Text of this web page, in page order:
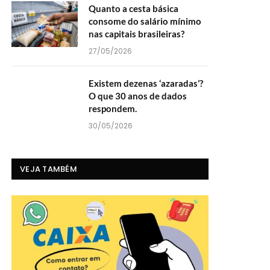
Quanto a cesta básica
consome do salário mínimo
nas capitais brasileiras?
27/05/2026
Existem dezenas ‘azaradas’?
O que 30 anos de dados
respondem.
30/05/2026
VEJA TAMBÉM